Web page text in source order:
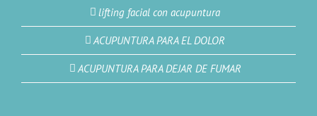
lifting facial con acupuntura
ACUPUNTURA PARA EL DOLOR
ACUPUNTURA PARA DEJAR DE FUMAR